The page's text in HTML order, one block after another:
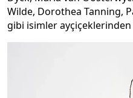
Wilde, Dorothea Tanning,
gibi isimler ayçiçeklerinden